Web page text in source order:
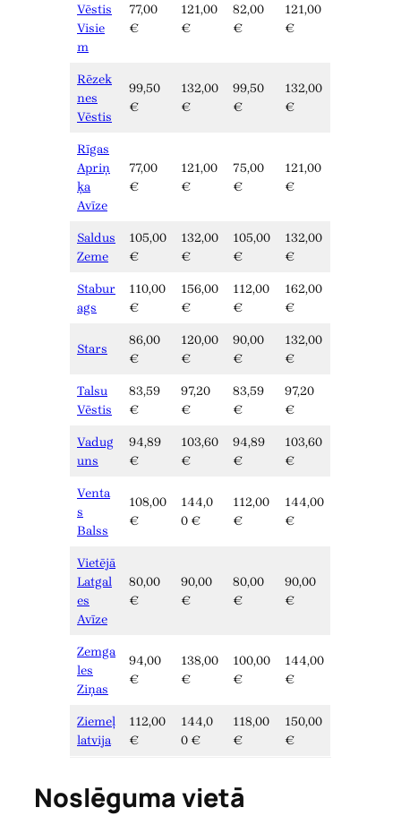
Vēstis
Visie
m
77,00
€
121,00
€
82,00
€
121,00
€
Rēzek
nes
Vēstis
99,50
€
132,00
€
99,50
€
132,00
€
Rīgas
Apriņ
ķa
Avīze
77,00
€
121,00
€
75,00
€
121,00
€
Saldus
Zeme
105,00
€
132,00
€
105,00
€
132,00
€
Stabur
ags
110,00
€
156,00
€
112,00
€
162,00
€
Stars
86,00
€
120,00
€
90,00
€
132,00
€
Talsu
Vēstis
83,59
€
97,20
€
83,59
€
97,20
€
Vadug
uns
94,89
€
103,60
€
94,89
€
103,60
€
Venta
s
Balss
108,00
€
144,0
0 €
112,00
€
144,00
€
Vietējā
Latgal
es
Avīze
80,00
€
90,00
€
80,00
€
90,00
€
Zemga
les
Ziņas
94,00
€
138,00
€
100,00
€
144,00
€
Ziemeļ
latvija
112,00
€
144,0
0 €
118,00
€
150,00
€
Noslēguma vietā